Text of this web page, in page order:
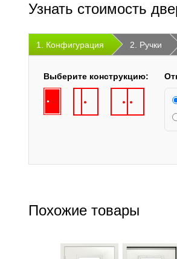
Узнать стоимость
1. Конфигурация 2. Ручки
Выберите конструкцию:
Похожие товары